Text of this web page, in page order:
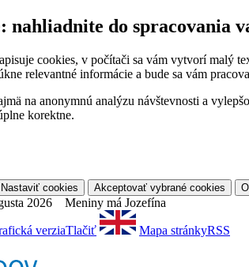
nahliadnite do spracovania
cookies, v počítači sa vám vytvorí malý
relevantné informácie a bude sa vám
na anonymnú analýzu návštevnosti a
korektne.
2026 Meniny má Jozefína
verziaTlačiť Mapa stránkyRSS